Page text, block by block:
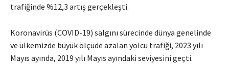
trafiğinde %12,3 artış gerçekleşti.
Koronavirüs (COVID-19) salgını sürecinde dünya genelinde
ve ülkemizde büyük ölçüde azalan yolcu trafiği, 2023 yılı
Mayıs ayında, 2019 yılı Mayıs ayındaki seviyesini geçti.